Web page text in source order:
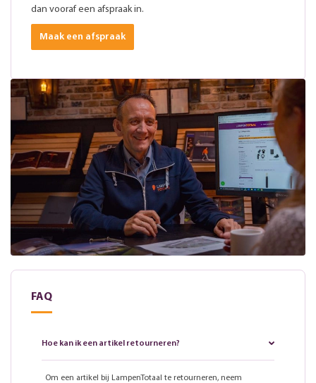
dan vooraf een afspraak in.
Maak een afspraak
FAQ
Hoe kan ik een artikel retourneren?
Om een artikel bij LampenTotaal te retourneren, neem